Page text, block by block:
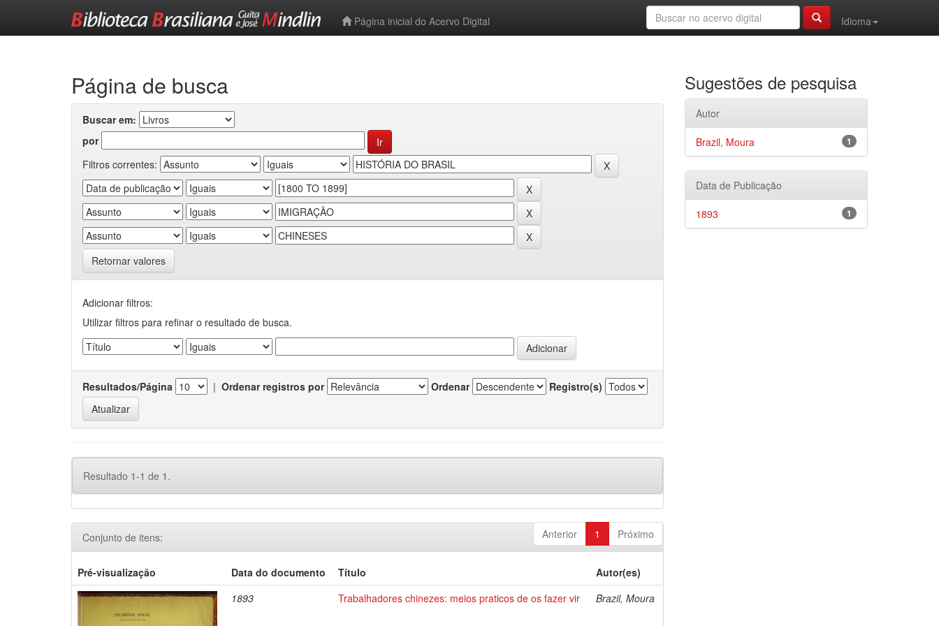
Página inicial do Acervo Digital
Idioma
Página de busca
Buscar em:
por
Filtros correntes:
Retornar valores
Adicionar filtros:
Utilizar filtros para refinar o resultado de busca.
Resultados/Página | Ordenar registros por Ordenar Registro(s)
Resultado 1-1 de 1.
Anterior 1 Próximo
Conjunto de itens:
Pré-visualização Data do documento Título
Autor(es)
1893
Trabalhadores chinezes: meios praticos de os fazer vir Brazil, Moura
Sugestões de pesquisa
Autor
1
Brazil, Moura
Data de Publicação
1
1893